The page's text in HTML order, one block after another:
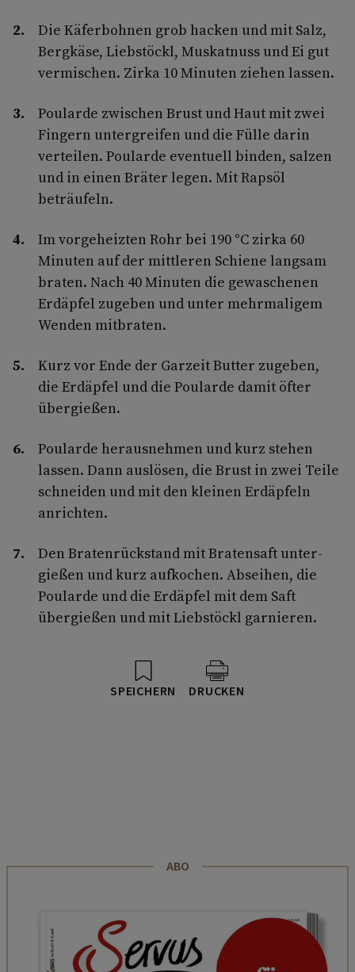
Die Käferbohnen grob hacken und mit Salz,
Bergkäse, Liebstöckl, Muskatnuss und Ei gut
vermischen. Zirka 10 Minuten ziehen lassen.
Poularde zwischen Brust und Haut mit zwei
Fingern untergreifen und die Fülle darin
verteilen. Poularde eventuell binden, salzen
und in einen Bräter legen. Mit Rapsöl
beträufeln.
Im vorgeheizten Rohr bei 190 °C zirka 60
Minuten auf der mittleren Schiene langsam
braten. Nach 40 Minuten die gewaschenen
Erdäpfel zugeben und unter mehrmaligem
Wenden mitbraten.
Kurz vor Ende der Garzeit Butter zugeben,
die Erdäpfel und die Poularde damit öfter
übergießen.
Poularde herausnehmen und kurz stehen
lassen. Dann auslösen, die Brust in zwei Teile
schneiden und mit den kleinen Erd­äpfeln
anrichten.
Den Bratenrückstand mit Bratensaft unter­
gießen und kurz aufkochen. Abseihen, die
Poularde und die Erdäpfel mit dem Saft
übergießen und mit Liebstöckl garnieren.
SPEICHERN DRUCKEN
ABO